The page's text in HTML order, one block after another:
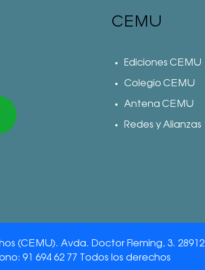
CEMU
Ediciones CEMU
Colegio CEMU
Antena CEMU
Redes y Alianzas
(CEMU). Avda. Doctor Fleming, 3. 28912
91 694 62 77 Todos los derechos